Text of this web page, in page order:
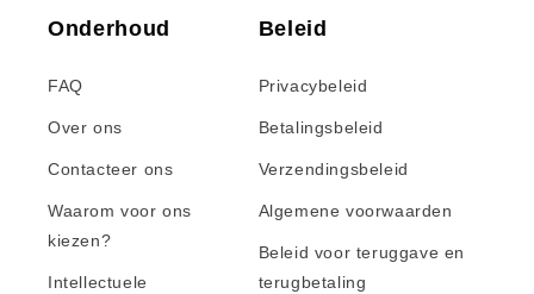
Onderhoud
FAQ
Over ons
Contacteer ons
Waarom voor ons
kiezen?
Intellectuele
Beleid
Privacybeleid
Betalingsbeleid
Verzendingsbeleid
Algemene voorwaarden
Beleid voor teruggave en
terugbetaling